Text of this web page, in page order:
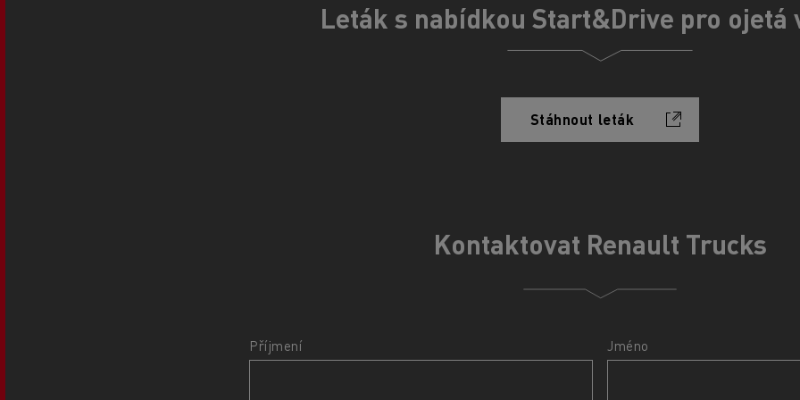
Leták s nabídkou Start&Drive pro ojetá
Stáhnout leták
Kontaktovat Renault Trucks
Příjmení Jméno